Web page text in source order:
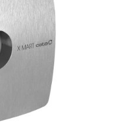
5
hvězdiček.